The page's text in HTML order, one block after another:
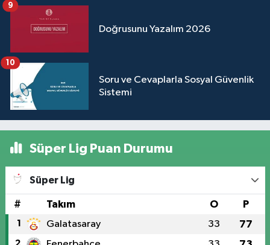
Doğrusunu Yazalım 2026
9
Soru ve Cevaplarla Sosyal Güvenlik
Sistemi
10
Süper Lig Puan Durumu
Süper Lig
# Takım O P
1 Galatasaray 33 77